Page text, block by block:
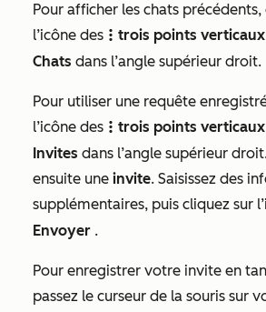
Pour afficher les chats précédents,
l’icône des verticalMenu trois points verticaux
Chats dans l’angle supérieur droit.
Pour utiliser une requête
l’icône des verticalMenu trois points verticaux
Invites dans l’angle supérieur
ensuite une invite. Saisissez des
supplémentaires, puis cliquez sur
Envoyer .
Pour enregistrer votre invite en
passez le curseur de la souris sur